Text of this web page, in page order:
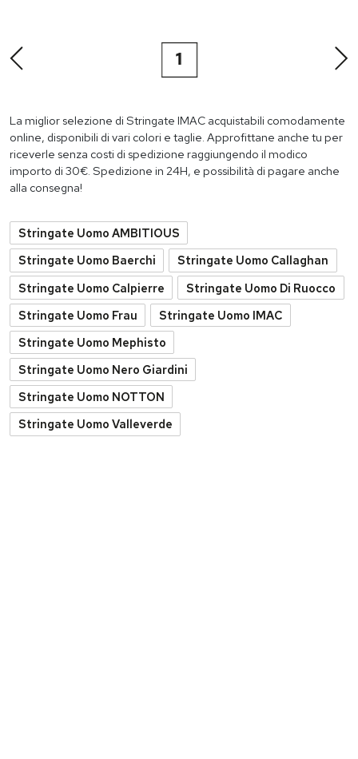
1
La miglior selezione di Stringate IMAC acquistabili comodamente
online, disponibili di vari colori e taglie. Approfittane anche tu per
riceverle senza costi di spedizione raggiungendo il modico
importo di 30€. Spedizione in 24H, e possibilità di pagare anche
alla consegna!
Stringate Uomo AMBITIOUS
Stringate Uomo Baerchi
Stringate Uomo Callaghan
Stringate Uomo Calpierre
Stringate Uomo Di Ruocco
Stringate Uomo Frau
Stringate Uomo IMAC
Stringate Uomo Mephisto
Stringate Uomo Nero Giardini
Stringate Uomo NOTTON
Stringate Uomo Valleverde